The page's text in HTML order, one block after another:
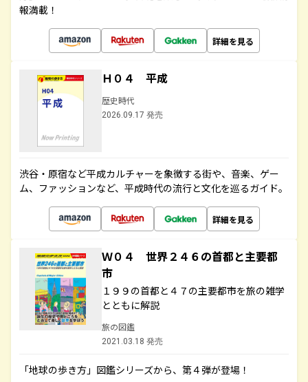
報満載！
詳細を見る
Ｈ０４ 平成
歴史時代
2026.09.17 発売
渋谷・原宿など平成カルチャーを象徴する街や、音楽、ゲー
ム、ファッションなど、平成時代の流行と文化を巡るガイド。
詳細を見る
Ｗ０４ 世界２４６の首都と主要都
市
１９９の首都と４７の主要都市を旅の雑学
とともに解説
旅の図鑑
2021.03.18 発売
「地球の歩き方」図鑑シリーズから、第４弾が登場！